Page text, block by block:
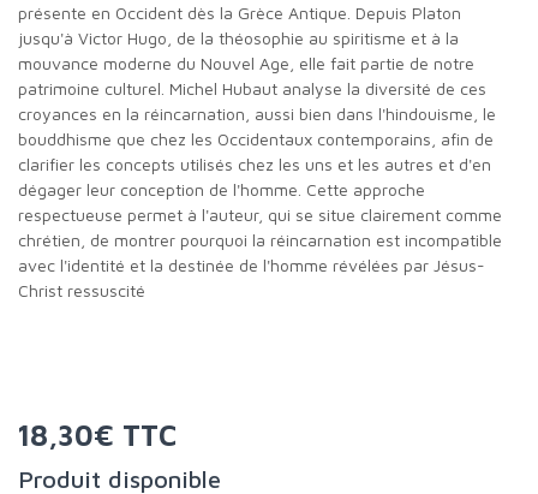
présente en Occident dès la Grèce Antique. Depuis Platon
jusqu'à Victor Hugo, de la théosophie au spiritisme et à la
mouvance moderne du Nouvel Age, elle fait partie de notre
patrimoine culturel. Michel Hubaut analyse la diversité de ces
croyances en la réincarnation, aussi bien dans l'hindouisme, le
bouddhisme que chez les Occidentaux contemporains, afin de
clarifier les concepts utilisés chez les uns et les autres et d'en
dégager leur conception de l'homme. Cette approche
respectueuse permet à l'auteur, qui se situe clairement comme
chrétien, de montrer pourquoi la réincarnation est incompatible
avec l'identité et la destinée de l'homme révélées par Jésus-
Christ ressuscité
18,30€ TTC
Produit disponible